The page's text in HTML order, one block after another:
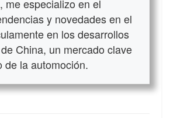
me especializo en el
y novedades en el
en los desarrollos
China, un mercado clave
de la automoción.